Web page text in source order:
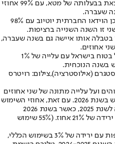
אפליקציית המסרים המיידיים שנמצאת בבעלותה של מטא, עם 99% אחוזי
שעברה.
במקום השני נמצאת פלטפורמת תוכן הוידאו החברתית יוטיוב עם 98%
זו השנה השנייה ברציפות.
אותו איישה גם בשנה שעברה,
אינסטגרם ממשיכה לצמוח לאט אבל בטוח בישראל עם עלייה של 1%
(אילוסטרציה),צילום: רויטרס
ועל עלייה מתונה של שני אחוזים
בהשוואה למדד 2025, עם 59% שימוש בשנת 2026. עם זאת, אחוזי השימוש
היומיומיים בטיקטוק ירדו בהשוואה לשנת 2025, כאשר בשנת 2026
מדווחים רק 34% על שימוש יומיומי, ירידה של 21% אחוז. (55% שימוש
X מתדרדרת זו השנה השנייה ברציפות עם ירידה של 3% בשימוש הכללי,